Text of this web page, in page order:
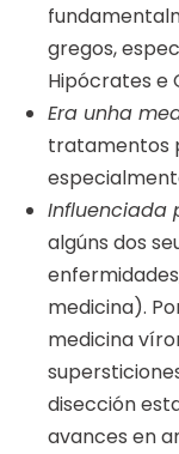
gregos,
Hipócrates e
Era unha
tratamentos
Influenciada
algúns dos
medicina).
medicina
disección
avances en